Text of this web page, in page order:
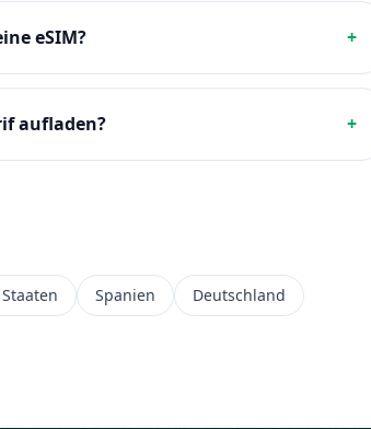
eSIM? +
aufladen? +
Spanien
Deutschland